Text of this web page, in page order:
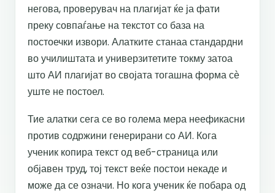
негова, проверувач на плагијат ќе ја фати
преку совпаѓање на текстот со база на
постоечки извори. Алатките станаа стандардни
во училиштата и универзитетите токму затоа
што АИ плагијат во својата тогашна форма сѐ
уште не постоел.
Тие алатки сега се во голема мера неефикасни
против содржини генерирани со АИ. Кога
ученик копира текст од веб-страница или
објавен труд, тој текст веќе постои некаде и
може да се означи. Но кога ученик ќе побара од